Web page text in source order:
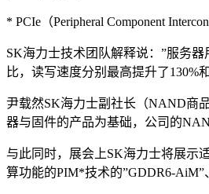
* PCIe（Peripheral Component
SK海力士技术团队解释说：”服务
比，读写速度分别最高提升了130%
尹载然SK海力士副社长（NAND商
器与固件的产品为基础，公司的
与此同时，展会上SK海力士将展示
算功能的PIM*技术的”GDDR6-AiM”